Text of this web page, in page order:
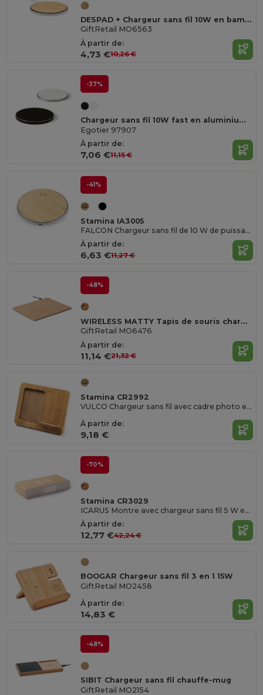
DESPAD + Chargeur sans fil 10W en bambou
GiftRetail MO6563
À partir de:
4,73 €10,26 €
-37%
Chargeur sans fil 10W fast en aluminium et ABS
Egotier 97907
À partir de:
7,06 €11,15 €
-41%
Stamina IA3005
FALCON Chargeur sans fil de 10 W de puissance
À partir de:
6,63 €11,27 €
-48%
WIRELESS MATTY Tapis de souris chargeur liège
GiftRetail MO6476
À partir de:
11,14 €21,32 €
Stamina CR2992
VULCO Chargeur sans fil avec cadre photo en bambou
À partir de:
9,18 €
-70%
Stamina CR3029
ICARUS Montre avec chargeur sans fil 5 W en bois MDF
À partir de:
12,77 €42,24 €
BOOGAR Chargeur sans fil 3 en 1 15W
GiftRetail MO2458
À partir de:
14,83 €
-48%
SIBIT Chargeur sans fil chauffe-mug
GiftRetail MO2154